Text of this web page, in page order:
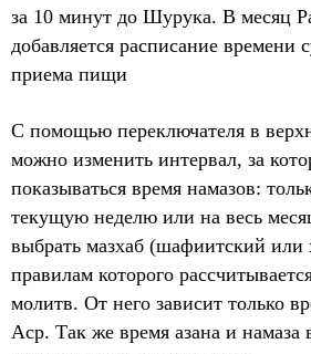
за 10 минут до Шурука. В месяц
добавляется расписание времени
приема пищи
С помощью переключателя в
можно изменить интервал, за
показываться время намазов:
текущую неделю или на весь
выбрать мазхаб (шафиитский или
правилам которого
молитв. От него зависит только
Аср. Так же время азана и намаза